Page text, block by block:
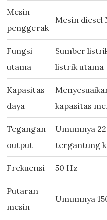
Mesin
penggerak
Mesin diesel
Fungsi
utama
Sumber
listrik utama
Kapasitas
daya
kapasitas
Tegangan
output
Umumnya
tergantung
Frekuensi 50 Hz
Putaran
mesin
Umumnya